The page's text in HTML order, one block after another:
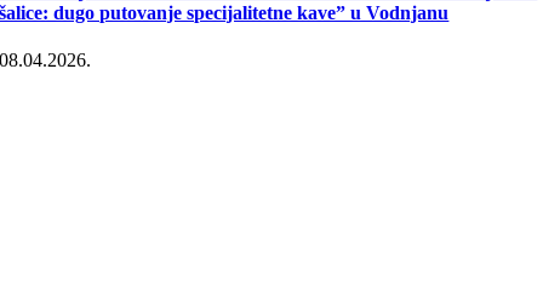
šalice: dugo putovanje specijalitetne kave” u Vodnjanu
08.04.2026.